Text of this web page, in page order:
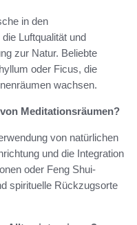
in den
Luftqualität und
zur Natur. Beliebte
oder Ficus, die
wachsen.
Meditationsräumen?
von natürlichen
und die Integration
oder Feng Shui-
spirituelle Rückzugsorte